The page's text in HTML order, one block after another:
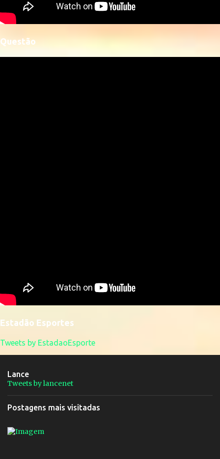
Questão
Estadão Esportes
Tweets by EstadaoEsporte
Lance
Tweets by lancenet
Postagens mais visitadas